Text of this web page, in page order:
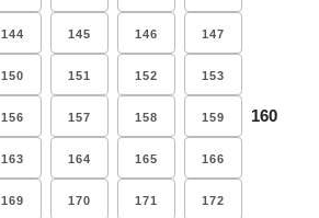
144 145 146 147
150 151 152 153
156 157 158 159 160
163 164 165 166
169 170 171 172